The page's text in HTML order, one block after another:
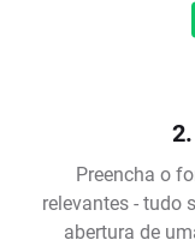
Preencha o
relevantes - tudo
abertura de